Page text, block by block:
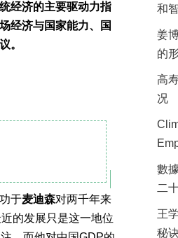
经济的主要驱动力指
经济与国家能力、国
。
于麦迪森对两千年来
的发展只是这一地位
和
姜
的
高
况
數
二
王
秘